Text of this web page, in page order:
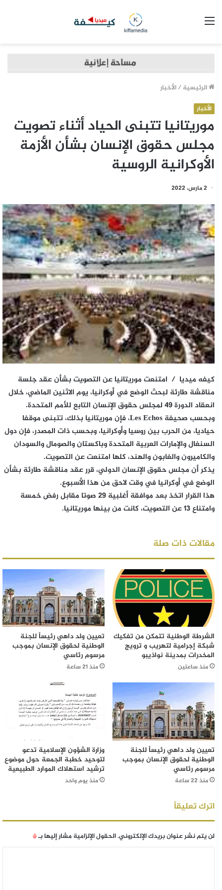
الرئيسية /الأخبار
الأخبار
موريتانيا تتبنى الحياد أثناء تصويت
مجلس حقوق الإنسان بشأن الأزمة
الأوكرانية الروسية
2 مارس، 2022
كيفه ميديا / امتنعت موريتانيا عن التصويت بشأن عقد جلسة
مناقشة طارئة لبحث الوضع في أوكرانيا، يوم الاثنين الماضي، خلال
انعقاد الدورة 49 لمجلس حقوق الإنسان التابع للأمم المتحدة.
وبحسب صحيفة Les Echos، فإن موريتانيا بذلك، تتبنى موقفا
حياديا، من الحرب بين روسيا وأوكرانيا، وبحسب ذات المصدر، فإن دول
السنغال والإمارات العربية المتحدة وباكستان والصومال والسودان
والكاميرون والغابون والهند، كلها امتنعت عن التصويت.
يذكر أن مجلس حقوق الإنسان الدولي، قرر عقد مناقشة طارئة بشأن
الوضع في أوكرانيا في وقت لاحق من هذا الأسبوع.
هذا القرار اتخذ بعد موافقة أغلبية 29 صوتا مقابل رفض خمسة
وامتناع 13 عن التصويت، كانت من بينها موريتانيا.
مقالات ذات صلة
الشرطة الوطنية تتمكن من تفكيك
شبكة إجرامية لتهريب و ترويج
المخدرات بمدينة نواذيبو
منذ ساعتين
تعيين ولد داهي رئيساً للجنة
الوطنية لحقوق الإنسان بموجب
مرسوم رئاسي
منذ 21 ساعة
تعيين ولد داهي رئيساً للجنة
الوطنية لحقوق الإنسان بموجب
مرسوم رئاسي
منذ 22 ساعة
وزارة الشؤون الإسلامية تدعو
لتوحيد خطبة الجمعة حول موضوع
ترشيد استهلاك الموارد الطبيعية
منذ يوم واحد
اترك تعليقاً
لن يتم نشر عنوان بريدك الإلكتروني.الحقول الإلزامية مشار إليها بـ*